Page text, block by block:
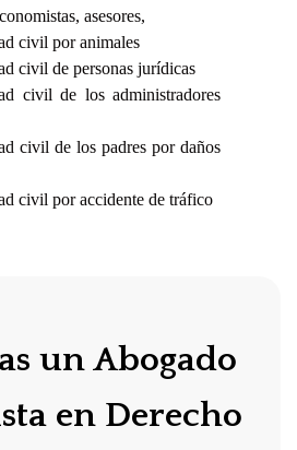
asesores,
civil por animales
civil de personas jurídicas
civil de los administradores
civil de los padres por daños
civil por accidente de tráfico
un Abogado
en Derecho